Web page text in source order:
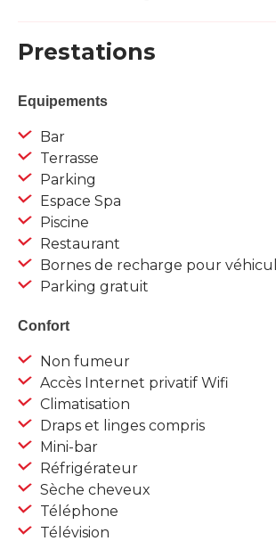
Prestations
Equipements
Bar
Terrasse
Parking
Espace Spa
Piscine
Restaurant
Bornes de recharge pour
Parking gratuit
Confort
Non fumeur
Accès Internet privatif Wifi
Climatisation
Draps et linges compris
Mini-bar
Réfrigérateur
Sèche cheveux
Téléphone
Télévision